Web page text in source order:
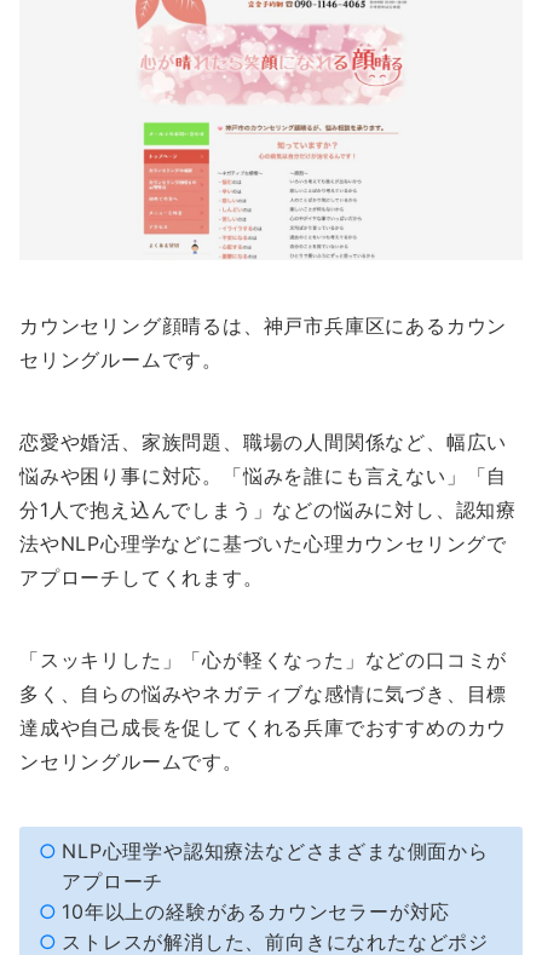
カウンセリング顔晴るは、神戸市兵庫区にあるカウン
セリングルームです。
恋愛や婚活、家族問題、職場の人間関係など、幅広い
悩みや困り事に対応。「悩みを誰にも言えない」「自
分1人で抱え込んでしまう」などの悩みに対し、認知療
法やNLP心理学などに基づいた心理カウンセリングで
アプローチしてくれます。
「スッキリした」「心が軽くなった」などの口コミが
多く、自らの悩みやネガティブな感情に気づき、目標
達成や自己成長を促してくれる兵庫でおすすめのカウ
ンセリングルームです。
NLP心理学や認知療法などさまざまな側面から
アプローチ
10年以上の経験があるカウンセラーが対応
ストレスが解消した、前向きになれたなどポジ